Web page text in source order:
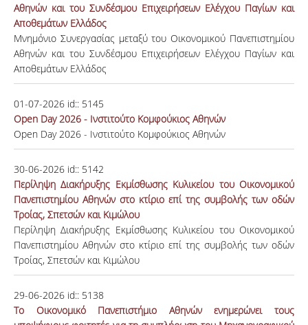
Αθηνών και του Συνδέσμου Επιχειρήσεων Ελέγχου Παγίων και
Αποθεμάτων Ελλάδος
Μνημόνιο Συνεργασίας μεταξύ του Οικονομικού Πανεπιστημίου
Αθηνών και του Συνδέσμου Επιχειρήσεων Ελέγχου Παγίων και
Αποθεμάτων Ελλάδος
01-07-2026 id:: 5145
Open Day 2026 - Ινστιτούτο Κομφούκιος Αθηνών
Open Day 2026 - Ινστιτούτο Κομφούκιος Αθηνών
30-06-2026 id:: 5142
Περίληψη Διακήρυξης Εκμίσθωσης Κυλικείου του Οικονομικού
Πανεπιστημίου Αθηνών στο κτίριο επί της συμβολής των οδών
Τροίας, Σπετσών και Κιμώλου
Περίληψη Διακήρυξης Εκμίσθωσης Κυλικείου του Οικονομικού
Πανεπιστημίου Αθηνών στο κτίριο επί της συμβολής των οδών
Τροίας, Σπετσών και Κιμώλου
29-06-2026 id:: 5138
Tο Οικονομικό Πανεπιστήμιο Αθηνών ενημερώνει τους